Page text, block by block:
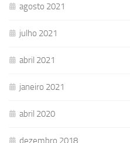
agosto 2021
julho 2021
abril 2021
janeiro 2021
abril 2020
dezembro 2018